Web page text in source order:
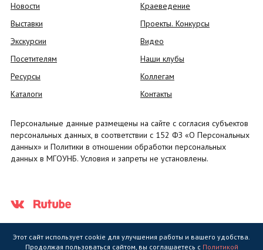
Новости
Выставки
Экскурсии
Посетителям
Ресурсы
Каталоги
Краеведение
Проекты. Конкурсы
Видео
Наши клубы
Коллегам
Контакты
Персональные данные размещены на сайте с согласия субъектов
персональных данных, в соответствии с 152 ФЗ «О Персональных
данных» и Политики в отношении обработки персональных
данных в МГОУНБ. Условия и запреты не установлены.
Этот сайт использует cookie для улучшения работы и вашего удобства.
Продолжая пользоваться сайтом, вы соглашаетесь с Политикой